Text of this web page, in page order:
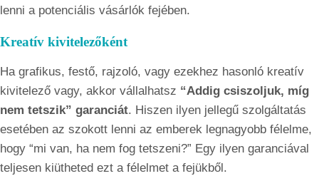
lenni a potenciális vásárlók fejében.
Kreatív kivitelezőként
Ha grafikus, festő, rajzoló, vagy ezekhez hasonló kreatív
kivitelező vagy, akkor vállalhatsz “Addig csiszoljuk, míg
nem tetszik” garanciát. Hiszen ilyen jellegű szolgáltatás
esetében az szokott lenni az emberek legnagyobb félelme,
hogy “mi van, ha nem fog tetszeni?” Egy ilyen garanciával
teljesen kiütheted ezt a félelmet a fejükből.